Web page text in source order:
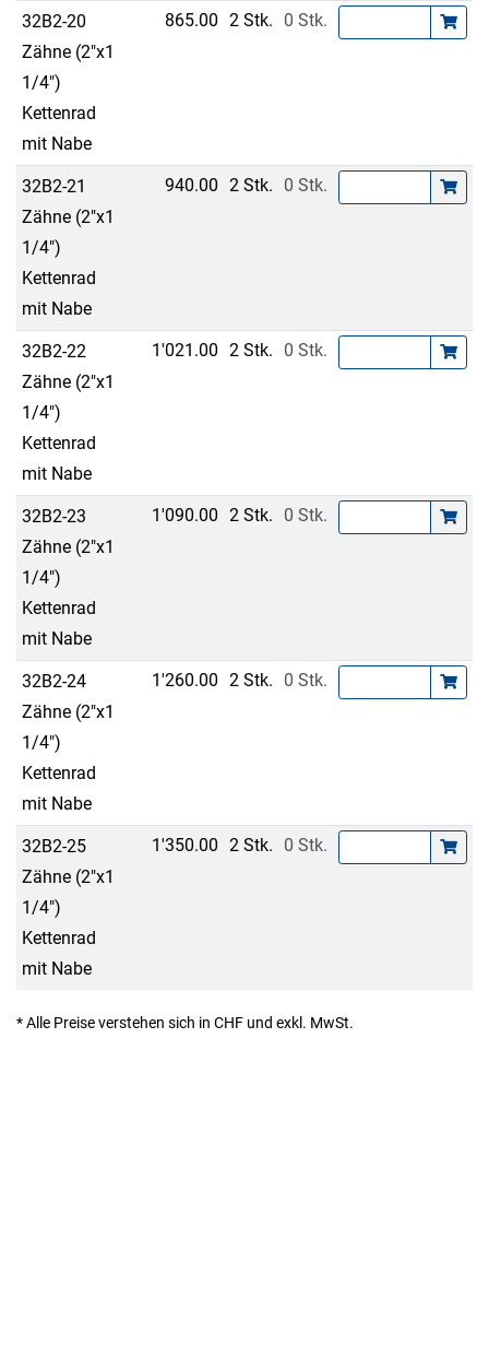
32B2-20
Zähne (2"x1
1/4")
Kettenrad
mit Nabe
865.00 2 Stk. 0 Stk.
32B2-21
Zähne (2"x1
1/4")
Kettenrad
mit Nabe
940.00 2 Stk. 0 Stk.
32B2-22
Zähne (2"x1
1/4")
Kettenrad
mit Nabe
1'021.00 2 Stk. 0 Stk.
32B2-23
Zähne (2"x1
1/4")
Kettenrad
mit Nabe
1'090.00 2 Stk. 0 Stk.
32B2-24
Zähne (2"x1
1/4")
Kettenrad
mit Nabe
1'260.00 2 Stk. 0 Stk.
32B2-25
Zähne (2"x1
1/4")
Kettenrad
mit Nabe
1'350.00 2 Stk. 0 Stk.
* Alle Preise verstehen sich in CHF und exkl. MwSt.